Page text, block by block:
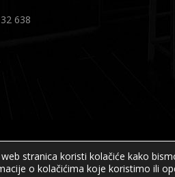
638
stranica koristi kolačiće kako
o kolačićima koje koristimo ili